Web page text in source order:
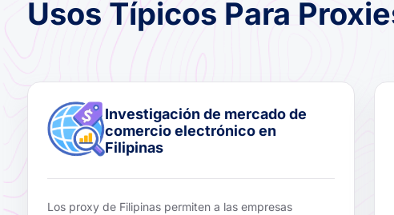
Usos Típicos Para
Investigación de mercado de
comercio electrónico en
Filipinas
Los proxy de Filipinas permiten a las empresas